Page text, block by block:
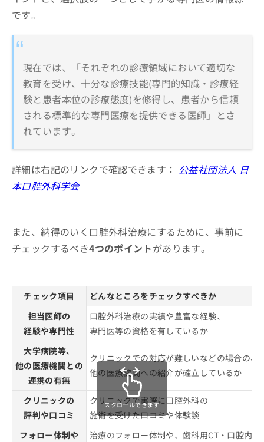
です。
現在では、「それぞれの診療領域において適切な
教育を受け、十分な診療技能(専門的知識・診療経
験と患者本位の診療態度)を修得し、患者から信頼
される標準的な専門医療を提供できる医師」とさ
れています。
詳細は右記のリンクで確認できます： 公益社団法人 日
本口腔外科学会
また、納得のいく口腔外科治療にするために、事前に
チェックするべき4つのポイントがあります。
チェック項目
どんなところをチェックすべきか
担当医師の
経験や専門性
口腔外科治療の実績や豊富な経験、
専門医等の資格を有しているか
大学病院等、
他の医療機関との
連携の有無
クリニックでの対応が難しいなどの場合の、
他の医療機関への紹介が確立しているか
クリニックの
評判や口コミ
クリニックで実際に口腔外科の
施術を受けた口コミや体験談
フォロー体制や
治療のフォロー体制や、歯科用CT・口腔内
スクロールできます